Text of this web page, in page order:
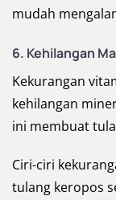
mudah
6. Kehilangan
Kekurangan
kehilangan
ini membuat
Ciri-ciri
tulang keropos